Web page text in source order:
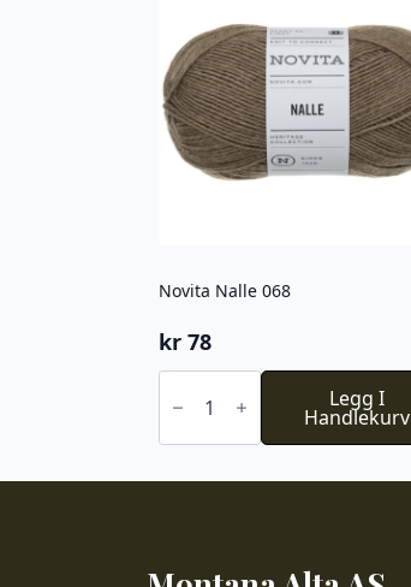
Novita Nalle 068
kr 78
Novita
068
antall
Legg I
Handlekurv